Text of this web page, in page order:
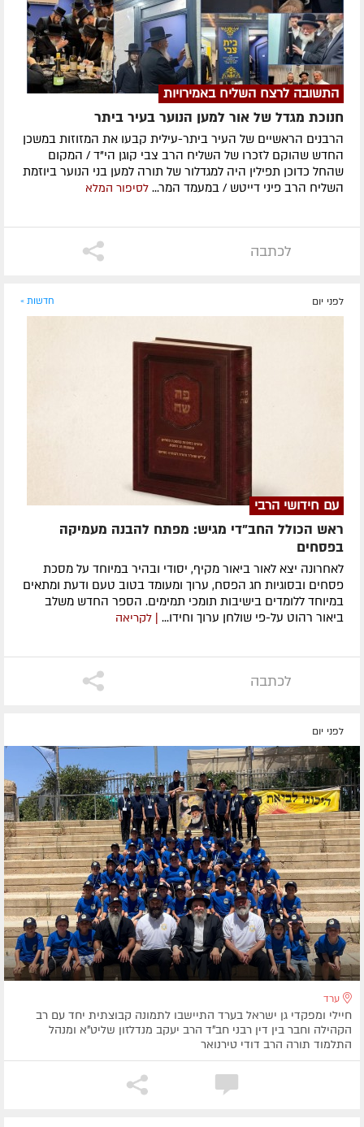
התשובה לרצח השליח באמירויות
חנוכת מגדל של אור למען הנוער בעיר ביתר
הרבנים הראשיים של העיר ביתר-עילית קבעו את המזוזות במשכן
החדש שהוקם לזכרו של השליח הרב צבי קוגן הי"ד / המקום
שהחל כדוכן תפילין היה למגדלור של תורה למען בני הנוער ביוזמת
השליח הרב פיני דייטש / במעמד המר... לסיפור המלא
לכתבה
לפני יום חדשות »
עם חידושי הרבי
ראש הכולל החב"די מגיש: מפתח להבנה מעמיקה
בפסחים
לאחרונה ​יצא לאור ביאור מקיף, יסודי ובהיר במיוחד על מסכת
פסחים ובסוגיות חג הפסח, ערוך ומעומד בטוב טעם ודעת ומתאים
במיוחד ללומדים בישיבות תומכי תמימים. ​הספר החדש משלב
ביאור רהוט על-פי שולחן ערוך וחידו... | לקריאה
לכתבה
לפני יום
ערד
חיילי ומפקדי גן ישראל בערד התיישבו לתמונה קבוצתית יחד עם רב
הקהילה וחבר בין דין רבני חב"ד הרב יעקב מנדלזון שליט"א ומנהל
התלמוד תורה הרב דודי טירנואר